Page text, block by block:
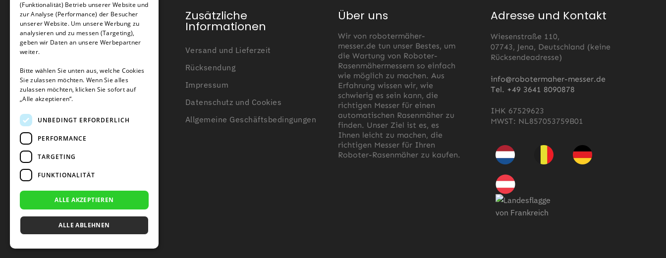
Kundendienst
Mein Konto
Kundendienst
Kontakt
Über uns
Blogs
Zusätzliche
Informationen
Versand und Lieferzeit
Rücksendung
Impressum
Datenschutz und Cookies
Allgemeine Geschäftsbedingungen
Über uns
Wir von robotermäher-
messer.de tun unser Bestes, um
die Wartung von Roboter-
Rasenmähermessern so einfach
wie möglich zu machen. Aus
Erfahrung wissen wir, wie
schwierig es sein kann, die
richtigen Messer für einen
automatischen Rasenmäher zu
finden. Unser Ziel ist es, es
Ihnen leicht zu machen, die
richtigen Messer für Ihren
Roboter-Rasenmäher zu kaufen.
Adresse und Kontakt
Wiesenstraße 110,
07743, Jena, Deutschland (keine
Rücksendeadresse)
info@robotermaher-messer.de
Tel. +49 3641 8090878
IHK 67529623
MWST: NL857053759B01
GERMAN
(Funktionalität) Betrieb unserer Website und
zur Analyse (Performance) der Besucher
unserer Website. Um unsere Werbung zu
analysieren und zu messen (Targeting),
geben wir Daten an unsere Werbepartner
weiter.
Bitte wählen Sie unten aus, welche Cookies
Sie zulassen möchten. Wenn Sie alles
zulassen möchten, klicken Sie sofort auf
„Alle akzeptieren“.
UNBEDINGT ERFORDERLICH
PERFORMANCE
TARGETING
FUNKTIONALITÄT
ALLE AKZEPTIEREN
ALLE ABLEHNEN